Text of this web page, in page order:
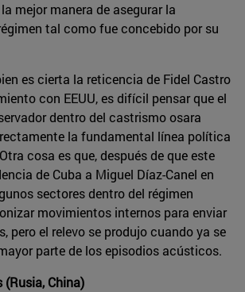
mejor manera de asegurar la
tal como fue concebido por su
es cierta la reticencia de Fidel Castro
con EEUU, es difícil pensar que el
dentro del castrismo osara
la fundamental línea política
cosa es que, después de que este
de Cuba a Miguel Díaz-Canel en
sectores dentro del régimen
movimientos internos para enviar
pero el relevo se produjo cuando ya se
parte de los episodios acústicos.
(Rusia, China)